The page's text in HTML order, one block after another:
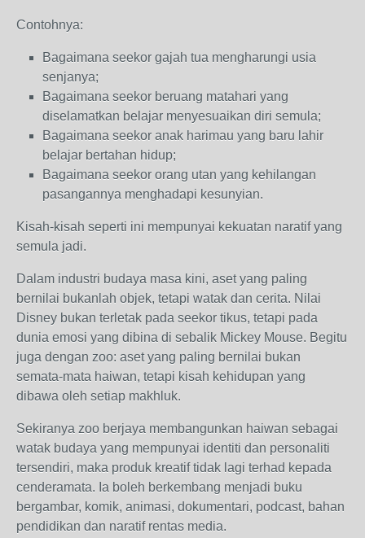
Contohnya:
Bagaimana seekor gajah tua mengharungi usia
senjanya;
Bagaimana seekor beruang matahari yang
diselamatkan belajar menyesuaikan diri semula;
Bagaimana seekor anak harimau yang baru lahir
belajar bertahan hidup;
Bagaimana seekor orang utan yang kehilangan
pasangannya menghadapi kesunyian.
Kisah-kisah seperti ini mempunyai kekuatan naratif yang
semula jadi.
Dalam industri budaya masa kini, aset yang paling
bernilai bukanlah objek, tetapi watak dan cerita. Nilai
Disney bukan terletak pada seekor tikus, tetapi pada
dunia emosi yang dibina di sebalik Mickey Mouse. Begitu
juga dengan zoo: aset yang paling bernilai bukan
semata-mata haiwan, tetapi kisah kehidupan yang
dibawa oleh setiap makhluk.
Sekiranya zoo berjaya membangunkan haiwan sebagai
watak budaya yang mempunyai identiti dan personaliti
tersendiri, maka produk kreatif tidak lagi terhad kepada
cenderamata. Ia boleh berkembang menjadi buku
bergambar, komik, animasi, dokumentari, podcast, bahan
pendidikan dan naratif rentas media.